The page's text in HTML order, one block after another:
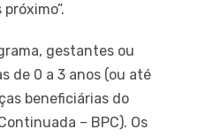
gestantes ou
de 0 a 3 anos (ou até
beneficiárias do
– BPC). Os